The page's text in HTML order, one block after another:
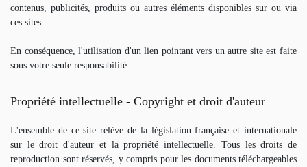
contenus, publicités, produits ou autres éléments disponibles sur ou via
ces sites.
En conséquence, l'utilisation d'un lien pointant vers un autre site est faite
sous votre seule responsabilité.
Propriété intellectuelle - Copyright et droit d'auteur
L'ensemble de ce site relève de la législation française et internationale
sur le droit d'auteur et la propriété intellectuelle. Tous les droits de
reproduction sont réservés, y compris pour les documents téléchargeables